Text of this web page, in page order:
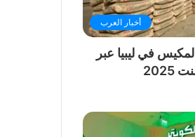
أخبار العرب
في ليبيا عبر